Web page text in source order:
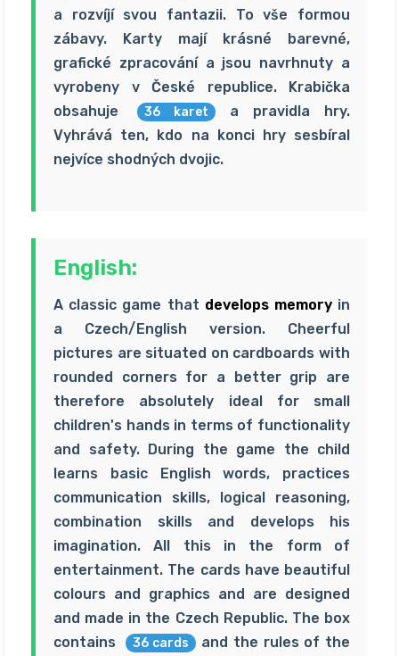
a rozvíjí svou fantazii. To vše formou
zábavy. Karty mají krásné barevné,
grafické zpracování a jsou navrhnuty a
vyrobeny v České republice. Krabička
obsahuje
36 karet
a pravidla hry.
Vyhrává ten, kdo na konci hry sesbíral
nejvíce shodných dvojic.
English:
A classic game that develops memoryin
a Czech/English version. Cheerful
pictures are situated on cardboards with
rounded corners for a better grip are
therefore absolutely ideal for small
children's hands in terms of functionality
and safety. During the game the child
learns basic English words, practices
communication skills, logical reasoning,
combination skills and develops his
imagination. All this in the form of
entertainment. The cards have beautiful
colours and graphics and are designed
and made in the Czech Republic. The box
contains
36 cards
and the rules of the